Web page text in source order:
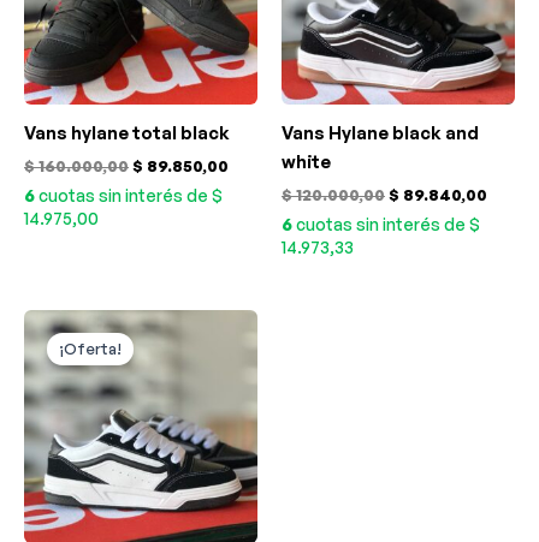
Vans hylane total black
$160.000,00$ 89.850,00
6cuotas sin interés de $
14.975,00
Vans Hylane black and
white
$120.000,00$ 89.840,00
6cuotas sin interés de $
14.973,33
¡Oferta!
El
precio
original
era:
$ 160.000,00.